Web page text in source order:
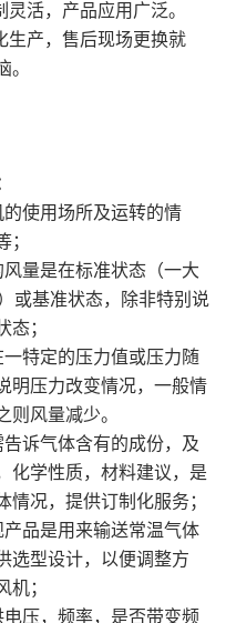
活，产品应用广泛。
生产，售后现场更换就
。
使用场所及运转的情
；
量是在标准状态（一大
或基准状态，除非特别说
态；
特定的压力值或压力随
明压力改变情况，一般情
则风量减少。
诉气体含有的成份，及
化学性质，材料建议，是
况，提供订制化服务；
品是用来输送常温气体
选型设计，以便调整方
机；
压，频率，是否带变频